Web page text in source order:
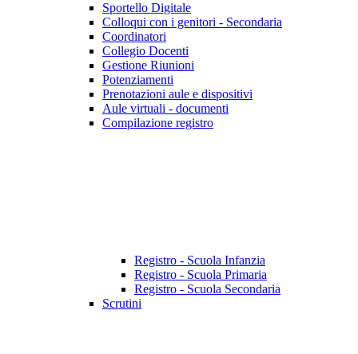
Sportello Digitale
Colloqui con i genitori - Secondaria
Coordinatori
Collegio Docenti
Gestione Riunioni
Potenziamenti
Prenotazioni aule e dispositivi
Aule virtuali - documenti
Compilazione registro
Registro - Scuola Infanzia
Registro - Scuola Primaria
Registro - Scuola Secondaria
Scrutini